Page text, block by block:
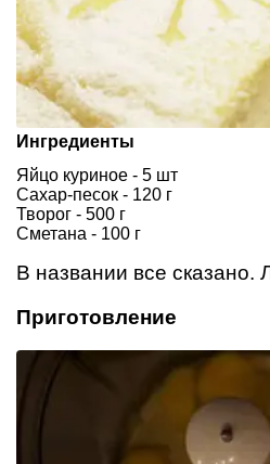
Ингредиенты
Яйцо куриное - 5 шт
Сахар-песок - 120 г
Творог - 500 г
Сметана - 100 г
В названии все сказано.
Приготовление